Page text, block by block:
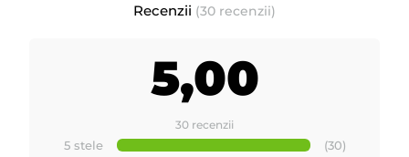
Recenzii (30 recenzii)
5,00
30 recenzii
5 stele
(30)